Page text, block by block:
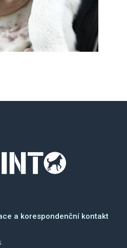
a korespondenční kontakt